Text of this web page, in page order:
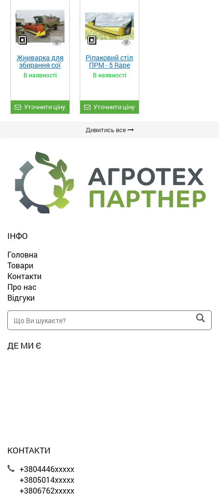
Жниварка для
збирання сої
та гороху
«ETTARO»
В наявності
Уточнити ціну
Ріпаковий стіл
ПРМ - 5 Rape
Fiore
В наявності
Уточнити ціну
Дивитись все
ІНФО
Головна
Товари
Контакти
Про нас
Відгуки
ДЕ МИ Є
КОНТАКТИ
+3804446xxxxx
+3805014xxxxx
+3806762xxxxx